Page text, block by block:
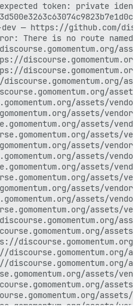
token: private
— https://github.com/
There is no route named
assets/
assets/
assets/
assets/
assets/
assets/
assets/
assets/
assets/
assets/
assets/
discourse.gomomentum.org/
discourse.gomomentum.org/
assets/